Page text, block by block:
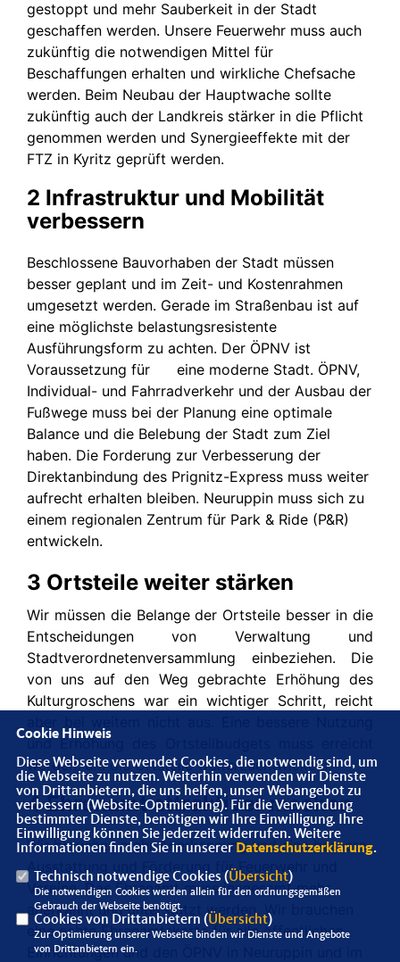
gestoppt und mehr Sauberkeit in der Stadt
geschaffen werden. Unsere Feuerwehr muss auch
zukünftig die notwendigen Mittel für
Beschaffungen erhalten und wirkliche Chefsache
werden. Beim Neubau der Hauptwache sollte
zukünftig auch der Landkreis stärker in die Pflicht
genommen werden und Synergieeffekte mit der
FTZ in Kyritz geprüft werden.
2 Infrastruktur und Mobilität
verbessern
Beschlossene Bauvorhaben der Stadt müssen
besser geplant und im Zeit- und Kostenrahmen
umgesetzt werden. Gerade im Straßenbau ist auf
eine möglichste belastungsresistente
Ausführungsform zu achten. Der ÖPNV ist
Voraussetzung für
eine moderne Stadt. ÖPNV,
Individual- und Fahrradverkehr und der Ausbau der
Fußwege muss bei der Planung eine optimale
Balance und die Belebung der Stadt zum Ziel
haben. Die Forderung zur Verbesserung der
Direktanbindung des Prignitz-Express muss weiter
aufrecht erhalten bleiben. Neuruppin muss sich zu
einem regionalen Zentrum für Park & Ride (P&R)
entwickeln.
3 Ortsteile weiter stärken
Wir müssen die Belange der Ortsteile besser in die
Entscheidungen von Verwaltung und
Stadtverordnetenversammlung einbeziehen. Die
von uns auf den Weg gebrachte Erhöhung des
Kulturgroschens war ein wichtiger Schritt, reicht
und Erhöhung des
werden, um die Ortsteile weiterzuentwickeln.
4 Ehrenamtattraktiver machen
Wir brauchen mehr Anerkennung und eine bessere
Ausstattung und Förderung für Feuerwehr und
Vereine. Das Ehrenamt muss insgesamt mehr
anerkannt und unterstützt werden. Wir brauchen
eine echte Ehrenamtskarte für alle öffentlichen
Einrichtungen und den ÖPNV in Neuruppin und im
Cookie Hinweis
Diese Webseite verwendet Cookies, die notwendig sind, um
die Webseite zu nutzen. Weiterhin verwenden wir Dienste
von Drittanbietern, die uns helfen, unser Webangebot zu
verbessern (Website-Optmierung). Für die Verwendung
bestimmter Dienste, benötigen wir Ihre Einwilligung. Ihre
Einwilligung können Sie jederzeit widerrufen. Weitere
Informationen finden Sie in unserer Datenschutzerklärung.
Technisch notwendige Cookies (Übersicht)
Die notwendigen Cookies werden allein für den ordnungsgemäßen
Gebrauch der Webseite benötigt.
Cookies von Drittanbietern (Übersicht)
Zur Optimierung unserer Webseite binden wir Dienste und Angebote
von Drittanbietern ein.